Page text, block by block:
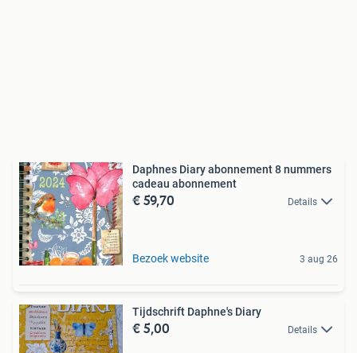
Daphnes Diary abonnement 8 nummers
cadeau abonnement
€ 59,70 Details
Bezoek website 3 aug 26
Tijdschrift Daphne's Diary
€ 5,00 Details